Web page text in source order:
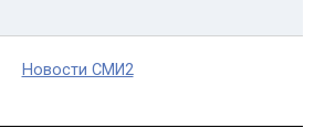
Новости СМИ2